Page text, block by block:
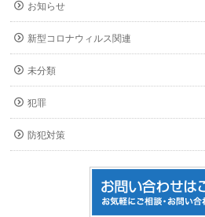
お知らせ
新型コロナウィルス関連
未分類
犯罪
防犯対策